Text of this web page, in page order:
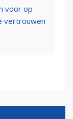
voor op
vertrouwen